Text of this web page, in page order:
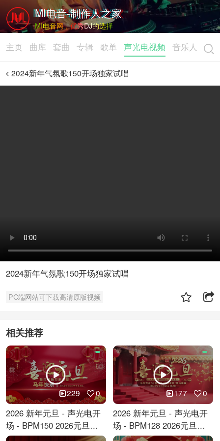
MI电音-制作人之家
MI电音网，优秀DJ的选择
主页 曲库 套曲 专辑 歌单 声光电视频 音乐人
2024新年气氛歌150开场独家试唱
2024新年气氛歌150开场独家试唱
PC端网站可下载高清原版视频
相关推荐
229 0
2026 新年元旦 - 声光电开
场 - BPM150 2026元旦跨
年倒计时
177 0
2026 新年元旦 - 声光电开
场 - BPM128 2026元旦马
年